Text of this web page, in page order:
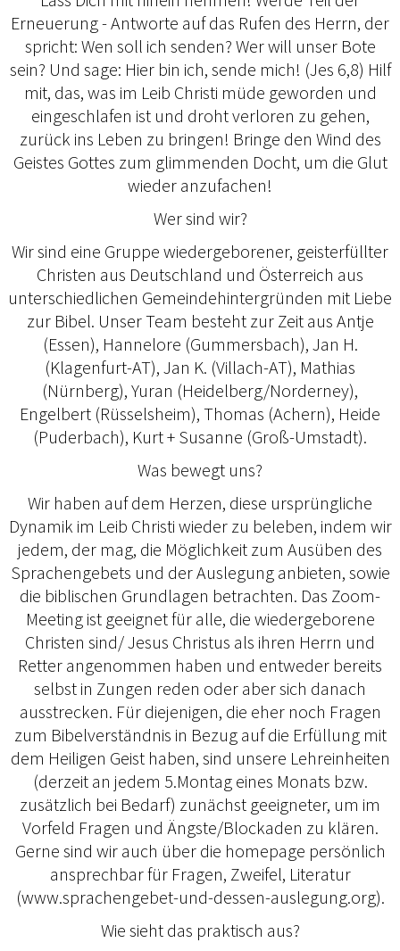
Erneuerung - Antworte auf das Rufen des Herrn, der
spricht: Wen soll ich senden? Wer will unser Bote
sein? Und sage: Hier bin ich, sende mich! (Jes 6,8) Hilf
mit, das, was im Leib Christi müde geworden und
eingeschlafen ist und droht verloren zu gehen,
zurück ins Leben zu bringen! Bringe den Wind des
Geistes Gottes zum glimmenden Docht, um die Glut
wieder anzufachen!
Wer sind wir?
Wir sind eine Gruppe wiedergeborener, geisterfüllter
Christen aus Deutschland und Österreich aus
unterschiedlichen Gemeindehintergründen mit Liebe
zur Bibel. Unser Team besteht zur Zeit aus Antje
(Essen), Hannelore (Gummersbach), Jan H.
(Klagenfurt-AT), Jan K. (Villach-AT), Mathias
(Nürnberg), Yuran (Heidelberg/Norderney),
Engelbert (Rüsselsheim), Thomas (Achern), Heide
(Puderbach), Kurt + Susanne (Groß-Umstadt).
Was bewegt uns?
Wir haben auf dem Herzen, diese ursprüngliche
Dynamik im Leib Christi wieder zu beleben, indem wir
jedem, der mag, die Möglichkeit zum Ausüben des
Sprachengebets und der Auslegung anbieten, sowie
die biblischen Grundlagen betrachten. Das Zoom-
Meeting ist geeignet für alle, die wiedergeborene
Christen sind/ Jesus Christus als ihren Herrn und
Retter angenommen haben und entweder bereits
selbst in Zungen reden oder aber sich danach
ausstrecken. Für diejenigen, die eher noch Fragen
zum Bibelverständnis in Bezug auf die Erfüllung mit
dem Heiligen Geist haben, sind unsere Lehreinheiten
(derzeit an jedem 5.Montag eines Monats bzw.
zusätzlich bei Bedarf) zunächst geeigneter, um im
Vorfeld Fragen und Ängste/Blockaden zu klären.
Gerne sind wir auch über die homepage persönlich
ansprechbar für Fragen, Zweifel, Literatur
(www.sprachengebet-und-dessen-auslegung.org).
Wie sieht das praktisch aus?